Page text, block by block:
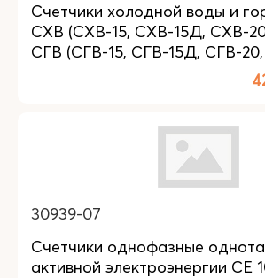
Счетчики холодной воды и
СХВ (СХВ-15, СХВ-15Д, СХВ-
СГВ (СГВ-15, СГВ-15Д, СГВ-
30939-07
Счетчики однофазные
активной электроэнергии СЕ